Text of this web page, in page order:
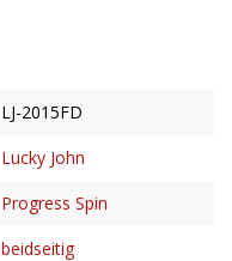
LJ-2015FD
Lucky John
Progress Spin
beidseitig